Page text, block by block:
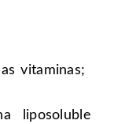
vitaminas;
liposoluble